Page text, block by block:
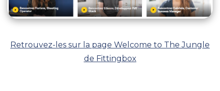
Retrouvez-les sur la page Welcome to The Jungle
de Fittingbox